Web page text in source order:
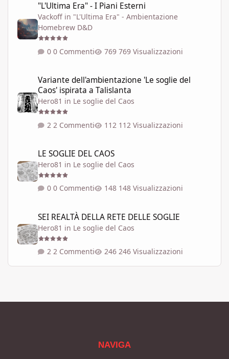
"L'Ultima Era" - I Piani Esterni
Vackoff in "L'Ultima Era" - Ambientazione
Homebrew D&D
0 Commenti 769 Visualizzazioni
Variante dell'ambientazione 'Le soglie del
Caos' ispirata a Talislanta
Hero81 in Le soglie del Caos
2 Commenti 112 Visualizzazioni
LE SOGLIE DEL CAOS
Hero81 in Le soglie del Caos
0 Commenti 148 Visualizzazioni
SEI REALTÀ DELLA RETE DELLE SOGLIE
Hero81 in Le soglie del Caos
2 Commenti 246 Visualizzazioni
NAVIGA